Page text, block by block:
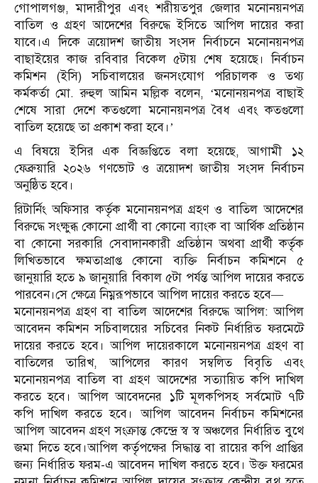
গোপালগঞ্জ, মাদারীপুর এবং শরীয়তপুর জেলার মনোনয়নপত্র
বাতিল ও গ্রহণ আদেশের বিরুদ্ধে ইসিতে আপিল দায়ের করা
যাবে।এ দিকে ত্রয়োদশ জাতীয় সংসদ নির্বাচনে মনোনয়নপত্র
বাছাইয়ের কাজ রবিবার বিকেল ৫টায় শেষ হয়েছে। নির্বাচন
কমিশন (ইসি) সচিবালয়ের জনসংযোগ পরিচালক ও তথ্য
কর্মকর্তা মো. রুহুল আমিন মল্লিক বলেন, ‘মনোনয়নপত্র বাছাই
শেষে সারা দেশে কতগুলো মনোনয়নপত্র বৈধ এবং কতগুলো
বাতিল হয়েছে তা প্রকাশ করা হবে।’
এ বিষয়ে ইসির এক বিজ্ঞপ্তিতে বলা হয়েছে, আগামী ১২
ফেব্রুয়ারি ২০২৬ গণভোট ও ত্রয়োদশ জাতীয় সংসদ নির্বাচন
অনুষ্ঠিত হবে।
রিটার্নিং অফিসার কর্তৃক মনোনয়নপত্র গ্রহণ ও বাতিল আদেশের
বিরুদ্ধে সংক্ষুব্ধ কোনো প্রার্থী বা কোনো ব্যাংক বা আর্থিক প্রতিষ্ঠান
বা কোনো সরকারি সেবাদানকারী প্রতিষ্ঠান অথবা প্রার্থী কর্তৃক
লিখিতভাবে ক্ষমতাপ্রাপ্ত কোনো ব্যক্তি নির্বাচন কমিশনে ৫
জানুয়ারি হতে ৯ জানুয়ারি বিকাল ৫টা পর্যন্ত আপিল দায়ের করতে
পারবেন।সে ক্ষেত্রে নিম্নরূপভাবে আপিল দায়ের করতে হবে—
মনোনয়নপত্র গ্রহণ বা বাতিল আদেশের বিরুদ্ধে আপিল: আপিল
আবেদন কমিশন সচিবালয়ের সচিবের নিকট নির্ধারিত ফরমেটে
দায়ের করতে হবে। আপিল দায়েরকালে মনোনয়নপত্র গ্রহণ বা
বাতিলের তারিখ, আপিলের কারণ সম্বলিত বিবৃতি এবং
মনোনয়নপত্র বাতিল বা গ্রহণ আদেশের সত্যায়িত কপি দাখিল
করতে হবে। আপিল আবেদনের ১টি মূলকপিসহ সর্বমোট ৭টি
কপি দাখিল করতে হবে। আপিল আবেদন নির্বাচন কমিশনের
আপিল আবেদন গ্রহণ সংক্রান্ত কেন্দ্রে স্ব স্ব অঞ্চলের নির্ধারিত বুথে
জমা দিতে হবে।আপিল কর্তৃপক্ষের সিদ্ধান্ত বা রায়ের কপি প্রাপ্তির
জন্য নির্ধারিত ফরম-এ আবেদন দাখিল করতে হবে। উক্ত ফরমের